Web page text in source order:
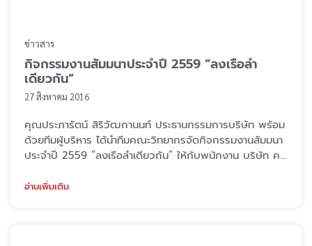
ข่าวสาร
กิจกรรมงานสัมมนาประจำปี 2559 “ลงเรือลำ
เดียวกัน”
27 สิงหาคม 2016
คุณประภารัตน์ สิริวัฒกานนท์ ประธานกรรมการบริษัท พร้อม
ด้วยทีมผู้บริหาร ได้นำทีมคณะวิทยากรจัดกิจกรรมงานสัมมนา
ประจำปี 2559 “ลงเรือลำเดียวกัน” ให้กับพนักงาน บริษัท ค
สำนักงานการท่องเที่ยวโรงเรียนนายร้อยพระจุลจอมเกล้า และ
อ่านเพิ่มเติม